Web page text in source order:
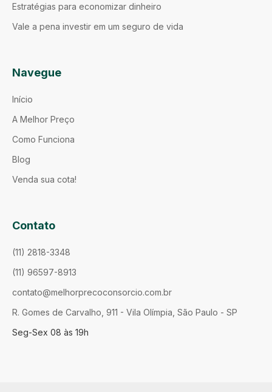
Estratégias para economizar dinheiro
Vale a pena investir em um seguro de vida
Navegue
Início
A Melhor Preço
Como Funciona
Blog
Venda sua cota!
Contato
(11) 2818-3348
(11) 96597-8913
contato@melhorprecoconsorcio.com.br
R. Gomes de Carvalho, 911 - Vila Olímpia, São Paulo - SP
Seg-Sex 08 às 19h